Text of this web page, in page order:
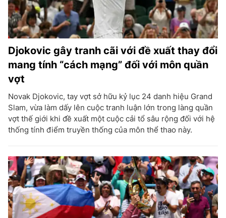
Djokovic gây tranh cãi với đề xuất thay đổi
mang tính “cách mạng” đối với môn quần
vợt
Novak Djokovic, tay vợt sở hữu kỷ lục 24 danh hiệu Grand
Slam, vừa làm dấy lên cuộc tranh luận lớn trong làng quần
vợt thế giới khi đề xuất một cuộc cải tổ sâu rộng đối với hệ
thống tính điểm truyền thống của môn thể thao này.